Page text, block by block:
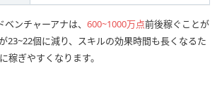
ンチャーアナは、 600~1000万点前後稼ぐことが
23~22個に減り、スキルの効果時間も長くなるた
稼ぎやすくなります。